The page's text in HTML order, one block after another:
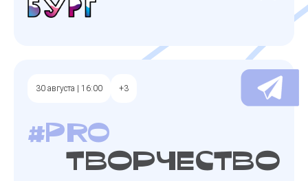
30 августа | 16:00 +3
#pro
творчество